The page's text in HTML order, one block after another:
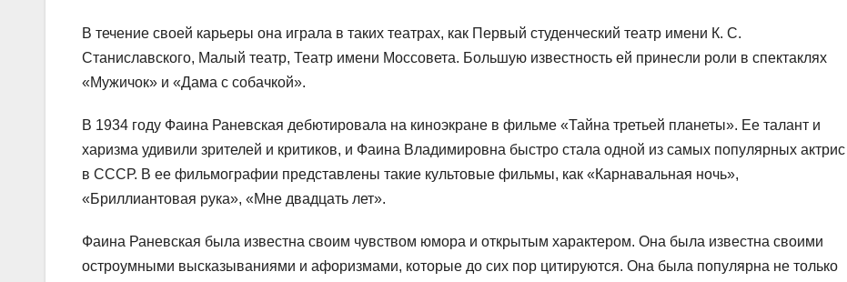
В течение своей карьеры она играла в таких театрах, как Первый студенческий театр имени К. С.
Станиславского, Малый театр, Театр имени Моссовета. Большую известность ей принесли роли в спектаклях
«Мужичок» и «Дама с собачкой».
В 1934 году Фаина Раневская дебютировала на киноэкране в фильме «Тайна третьей планеты». Ее талант и
харизма удивили зрителей и критиков, и Фаина Владимировна быстро стала одной из самых популярных актрис
в СССР. В ее фильмографии представлены такие культовые фильмы, как «Карнавальная ночь»,
«Бриллиантовая рука», «Мне двадцать лет».
Фаина Раневская была известна своим чувством юмора и открытым характером. Она была известна своими
остроумными высказываниями и афоризмами, которые до сих пор цитируются. Она была популярна не только